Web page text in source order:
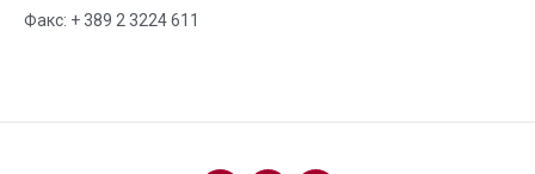
Факс: + 389 2 3224 611